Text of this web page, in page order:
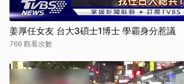
姜厚任女友 台大3碩士1博士 學霸身分惹議
766 觀看次數